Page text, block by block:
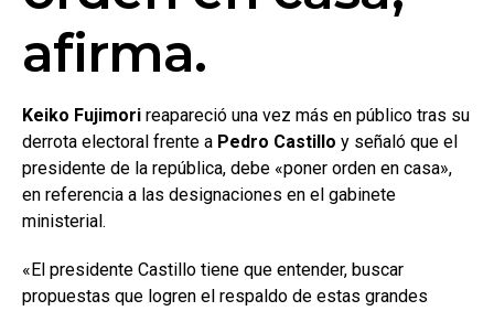
afirma.
Keiko Fujimori reapareció una vez más en público tras su
derrota electoral frente a Pedro Castillo y señaló que el
presidente de la república, debe «poner orden en casa»,
en referencia a las designaciones en el gabinete
ministerial.
«El presidente Castillo tiene que entender, buscar
propuestas que logren el respaldo de estas grandes